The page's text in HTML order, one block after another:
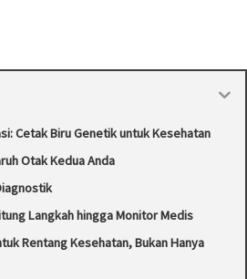
Cetak Biru Genetik untuk Kesehatan
Otak Kedua Anda
Langkah hingga Monitor Medis
Rentang Kesehatan, Bukan Hanya